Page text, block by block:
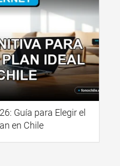
Guía para Elegir el
en Chile